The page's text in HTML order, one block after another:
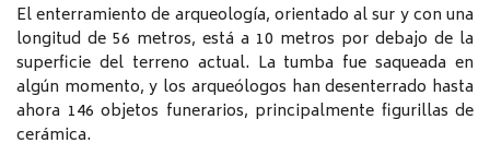
El enterramiento de arqueología, orientado al sur y con una
longitud de 56 metros, está a 10 metros por debajo de la
superficie del terreno actual. La tumba fue saqueada en
algún momento, y los arqueólogos han desenterrado hasta
ahora 146 objetos funerarios, principalmente figurillas de
cerámica.